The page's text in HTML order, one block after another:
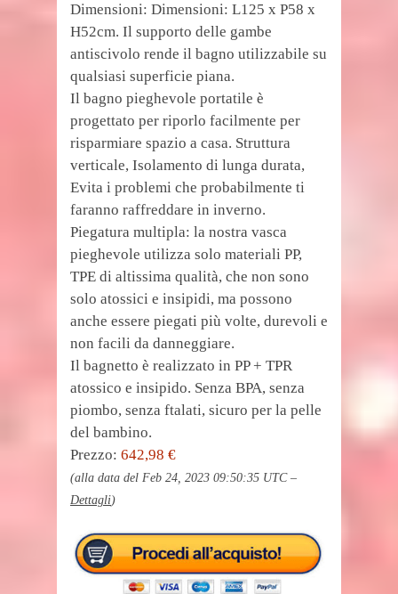
Dimensioni: Dimensioni: L125 x P58 x
H52cm. Il supporto delle gambe
antiscivolo rende il bagno utilizzabile su
qualsiasi superficie piana.
Il bagno pieghevole portatile è
progettato per riporlo facilmente per
risparmiare spazio a casa. Struttura
verticale, Isolamento di lunga durata,
Evita i problemi che probabilmente ti
faranno raffreddare in inverno.
Piegatura multipla: la nostra vasca
pieghevole utilizza solo materiali PP,
TPE di altissima qualità, che non sono
solo atossici e insipidi, ma possono
anche essere piegati più volte, durevoli e
non facili da danneggiare.
Il bagnetto è realizzato in PP + TPR
atossico e insipido. Senza BPA, senza
piombo, senza ftalati, sicuro per la pelle
del bambino.
Prezzo: 642,98 €
(alla data del Feb 24, 2023 09:50:35 UTC –
Dettagli)